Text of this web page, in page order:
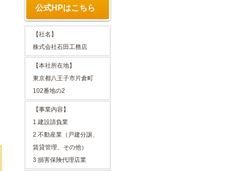
公式HPはこちら
【社名】
株式会社石田工務店
【本社所在地】
東京都八王子市片倉町
102番地の2
【事業内容】
1.建設請負業
2.不動産業（戸建分譲、
賃貸管理、その他）
3.損害保険代理店業